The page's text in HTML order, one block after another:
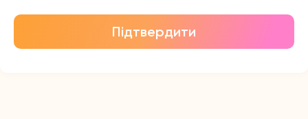
Підтвердити